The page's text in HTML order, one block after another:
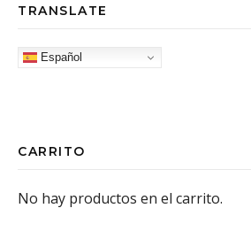
TRANSLATE
Español
CARRITO
No hay productos en el carrito.